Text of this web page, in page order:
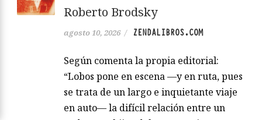
Roberto Brodsky
agosto 10, 2026 / ZENDALIBROS.COM
Según comenta la propia editorial:
“Lobos pone en escena —y en ruta, pues
se trata de un largo e inquietante viaje
en auto— la difícil relación entre un